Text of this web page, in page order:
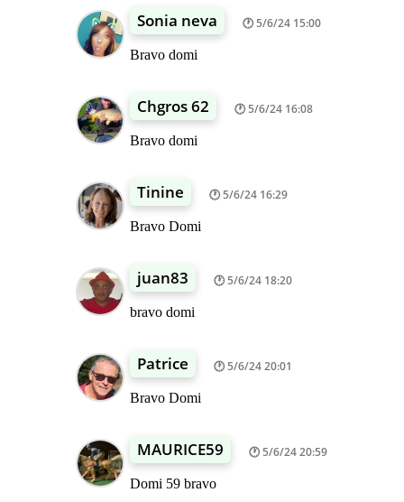
Sonia neva 5/6/24 15:00
Bravo domi
Chgros 62 5/6/24 16:08
Bravo domi
Tinine 5/6/24 16:29
Bravo Domi
juan83 5/6/24 18:20
bravo domi
Patrice 5/6/24 20:01
Bravo Domi
MAURICE59 5/6/24 20:59
Domi 59 bravo